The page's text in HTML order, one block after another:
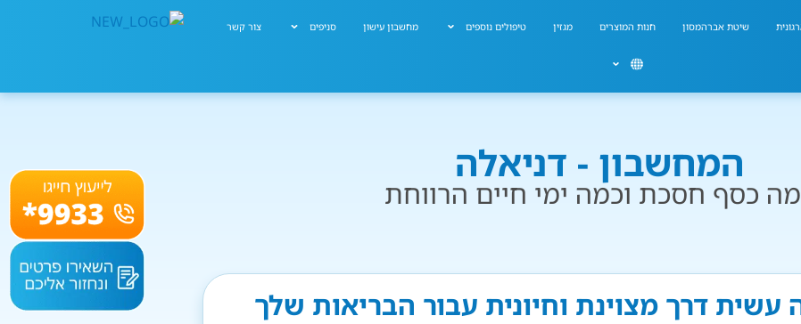
שיטת אברהמסון חנות המוצרים מגזין טיפולים נוספים מחשבון עישון סניפים צור קשר
המחשבון - דניאלה
כסף חסכת וכמה ימי חיים הרווחת
עשית דרך מצוינת וחיונית עבור הבריאות שלך